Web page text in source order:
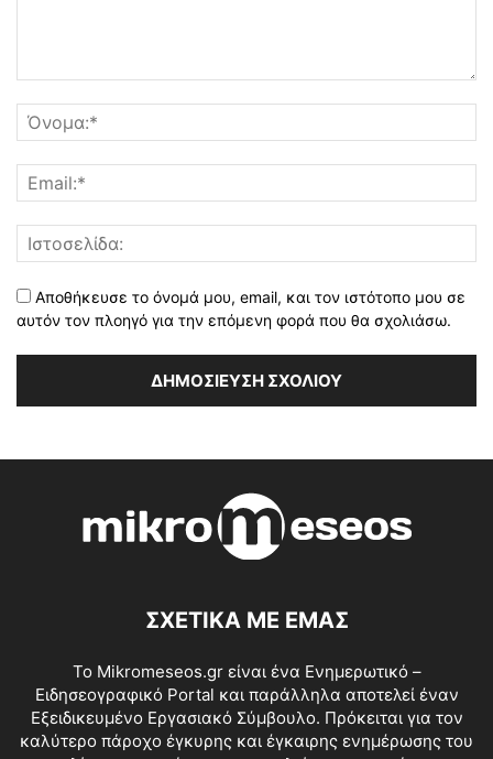
Αποθήκευσε το όνομά μου, email, και τον ιστότοπο μου σε
αυτόν τον πλοηγό για την επόμενη φορά που θα σχολιάσω.
ΣΧΕΤΙΚΑ ΜΕ ΕΜΑΣ
Το Mikromeseos.gr είναι ένα Ενημερωτικό –
Ειδησεογραφικό Portal και παράλληλα αποτελεί έναν
Εξειδικευμένο Εργασιακό Σύμβουλο. Πρόκειται για τον
καλύτερο πάροχο έγκυρης και έγκαιρης ενημέρωσης του